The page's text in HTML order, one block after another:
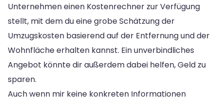
Unternehmen einen Kostenrechner zur Verfügung
stellt, mit dem du eine grobe Schätzung der
Umzugskosten basierend auf der Entfernung und der
Wohnfläche erhalten kannst. Ein unverbindliches
Angebot könnte dir außerdem dabei helfen, Geld zu
sparen.
Auch wenn mir keine konkreten Informationen